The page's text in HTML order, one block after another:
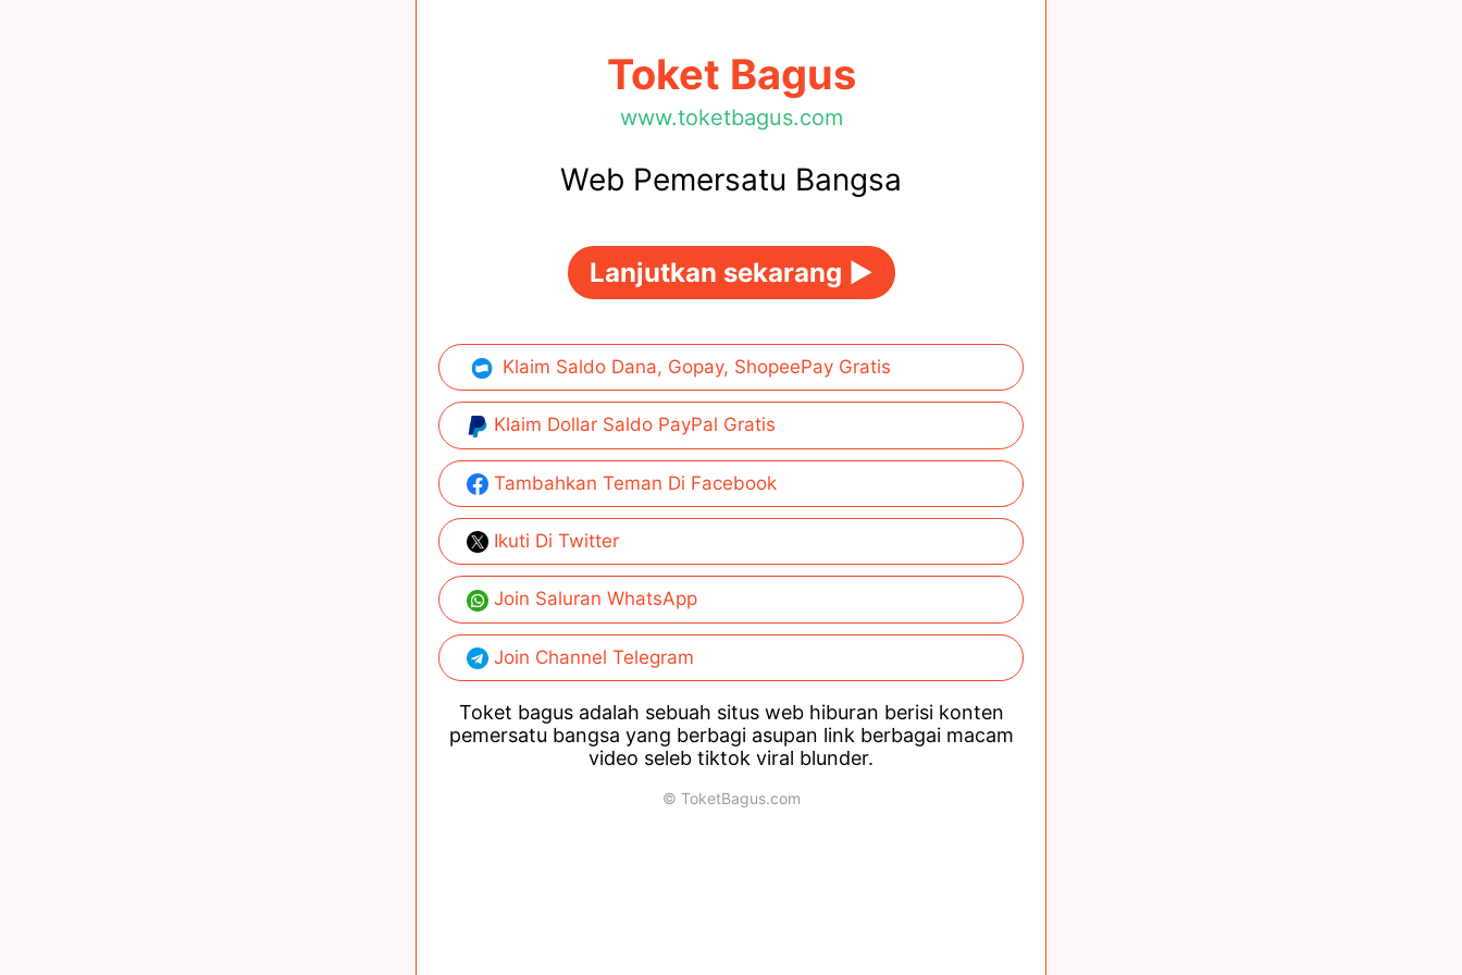
Toket Bagus
www.toketbagus.com
Web Pemersatu Bangsa
Lanjutkan sekarang ►
Klaim Saldo Dana, Gopay, ShopeePay Gratis
Klaim Dollar Saldo PayPal Gratis
Tambahkan Teman Di Facebook
Ikuti Di Twitter
Join Saluran WhatsApp
Join Channel Telegram
Toket bagus adalah sebuah situs web hiburan berisi konten
pemersatu bangsa yang berbagi asupan link berbagai macam
video seleb tiktok viral blunder.
© ToketBagus.com